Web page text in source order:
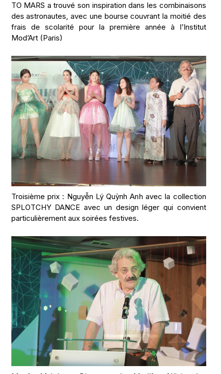
TO MARS a trouvé son inspiration dans les combinaisons
des astronautes, avec une bourse couvrant la moitié des
frais de scolarité pour la première année à l’Institut
Mod’Art (Paris)
Troisième prix : Nguyễn Lý Quỳnh Anh avec la collection
SPLOTCHY DANCE avec un design léger qui convient
particulièrement aux soirées festives.